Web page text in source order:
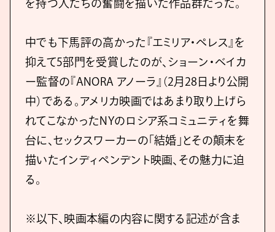
を持つ人たちの奮闘を描いた作品群だった。
中でも下馬評の高かった『エミリア・ペレス』を
抑えて5部門を受賞したのが、ショーン・ベイカ
ー監督の『ANORA アノーラ』（2月28日より公開
中）である。アメリカ映画ではあまり取り上げら
れてこなかったNYのロシア系コミュニティを舞
台に、セックスワーカーの「結婚」とその顛末を
描いたインディペンデント映画、その魅力に迫
る。
※以下、映画本編の内容に関する記述が含ま